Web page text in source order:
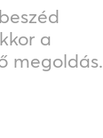
a
megoldás.